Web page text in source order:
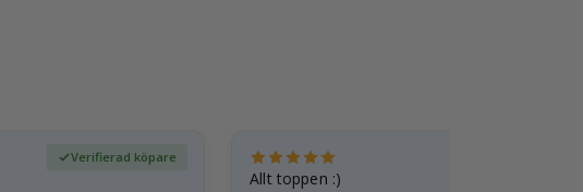
Verifierad köpare
Allt toppen :)